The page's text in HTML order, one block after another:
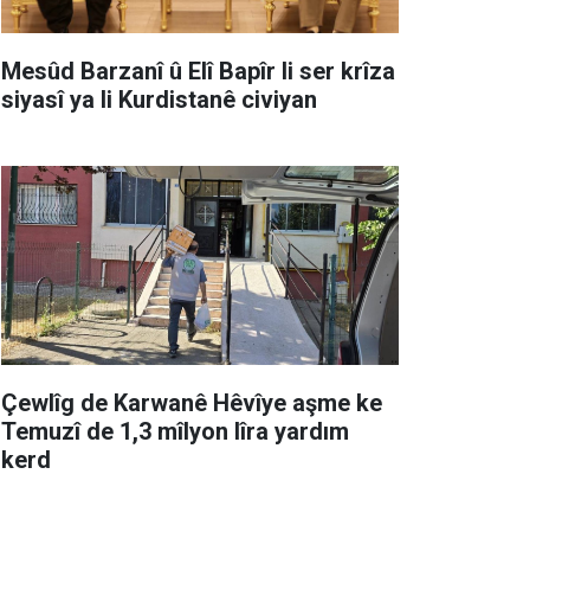
Mesûd Barzanî û Elî Bapîr li ser krîza
siyasî ya li Kurdistanê civiyan
Çewlîg de Karwanê Hêvîye aşme ke
Temuzî de 1,3 mîlyon lîra yardım
kerd